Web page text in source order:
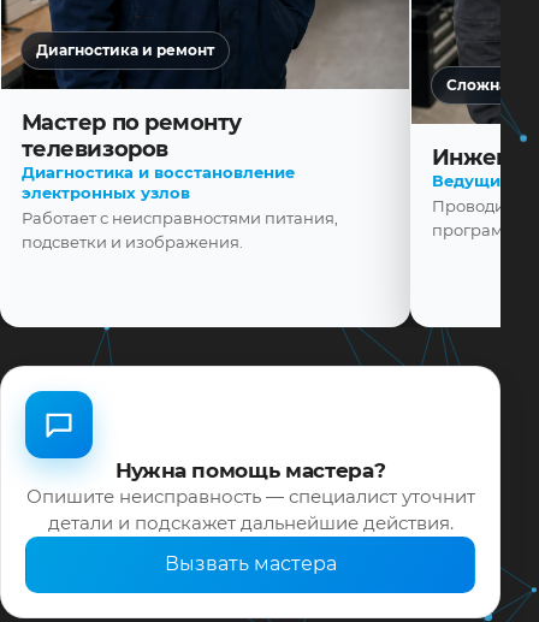
Диагностика и ремонт
Мастер по ремонту
телевизоров
Диагностика и восстановление
электронных узлов
Работает с неисправностями питания,
подсветки и изображения.
Сложная
Ведущий
Проводит
Нужна помощь мастера?
Опишите неисправность — специалист уточнит
детали и подскажет дальнейшие действия.
Вызвать мастера